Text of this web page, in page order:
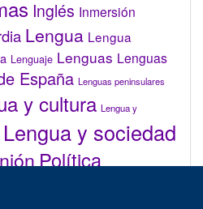
Inglés Inmersión
Lengua Lengua
Lenguaje Lenguas Lenguas
España Lenguas peninsulares
y cultura Lengua y
Lengua y sociedad
Política